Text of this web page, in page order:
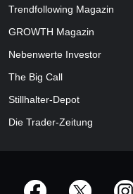
Trendfollowing Magazin
GROWTH Magazin
Nebenwerte Investor
The Big Call
Stillhalter-Depot
Die Trader-Zeitung
offizielle Social Media-